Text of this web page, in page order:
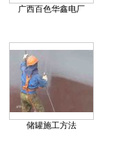
广西百色华鑫电厂
储罐施工方法